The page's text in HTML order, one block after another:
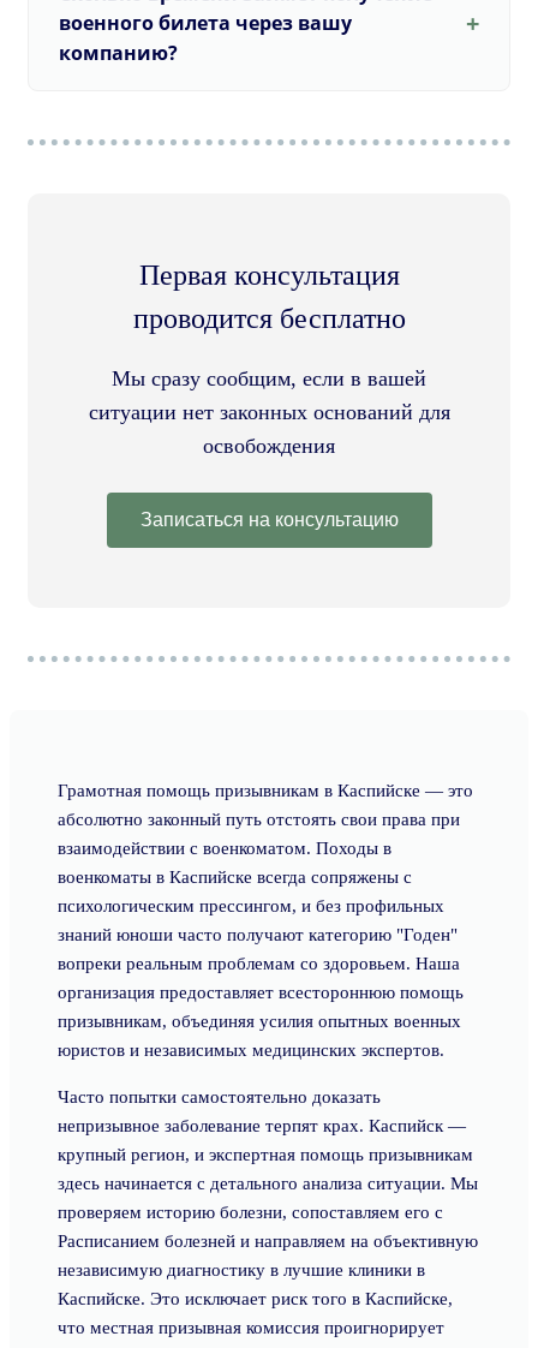
военного билета через вашу
компанию?
Первая консультация
проводится бесплатно
Мы сразу сообщим, если в вашей
ситуации нет законных оснований для
освобождения
Записаться на консультацию
Грамотная помощь призывникам в Каспийске — это
абсолютно законный путь отстоять свои права при
взаимодействии с военкоматом. Походы в
военкоматы в Каспийске всегда сопряжены с
психологическим прессингом, и без профильных
знаний юноши часто получают категорию "Годен"
вопреки реальным проблемам со здоровьем. Наша
организация предоставляет всестороннюю помощь
призывникам, объединяя усилия опытных военных
юристов и независимых медицинских экспертов.
Часто попытки самостоятельно доказать
непризывное заболевание терпят крах. Каспийск —
крупный регион, и экспертная помощь призывникам
здесь начинается с детального анализа ситуации. Мы
проверяем историю болезни, сопоставляем его с
Расписанием болезней и направляем на объективную
независимую диагностику в лучшие клиники в
Каспийске. Это исключает риск того в Каспийске,
что местная призывная комиссия проигнорирует